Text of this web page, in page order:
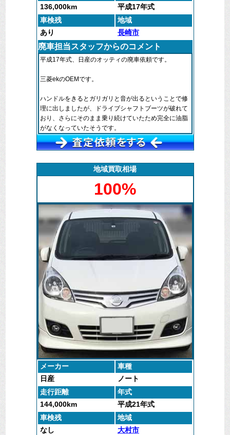
136,000km
平成17年式
車検残
地域
あり
長崎市
廃車担当スタッフからのコメント
平成17年式、日産のオッティの廃車依頼です。
三菱ekのOEMです。
ハンドルをきるとガリガリと音が出るということで修
理に出しましたが、ドライブシャフトブーツが破れて
おり、さらにそのまま乗り続けていたため完全に油脂
がなくなっていたそうです。
こうなると完全修復は難しく、交換作業で高額な修理
現在の走行距離も考えて処分することになり、廃車マ
ックス長崎にご連絡いただきました。
長崎市内は無料引き取り区域ですので、費用をいただ
くことなく廃車処分をいたしました。
ご不要になったお車の処分は廃車マックス長崎までご
連絡をお願いします。
地域買取相場
100%
メーカー
車種
日産
ノート
走行距離
年式
144,000km
平成21年式
車検残
地域
なし
大村市